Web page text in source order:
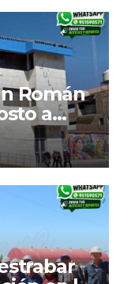
Román
a
en el